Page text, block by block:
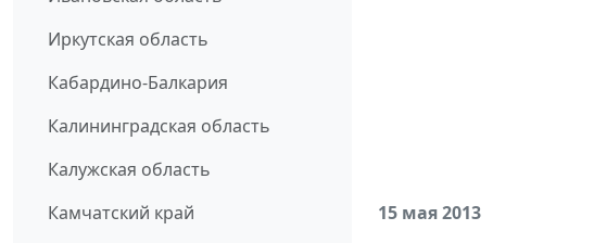
Иркутская область
Кабардино-Балкария
Калининградская область
Калужская область
Камчатский край
15 мая 2013